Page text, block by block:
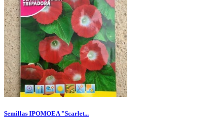
Semillas IPOMOEA "Scarlet...